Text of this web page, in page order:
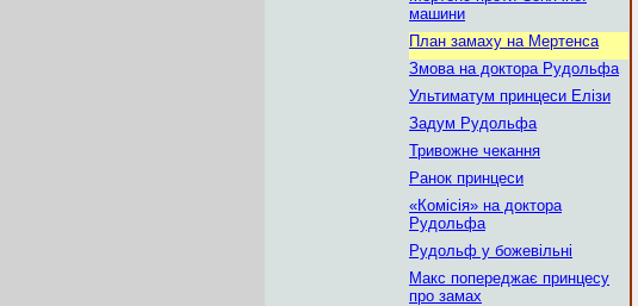
машини
План замаху на Мертенса
Змова на доктора Рудольфа
Ультиматум принцеси Елізи
Задум Рудольфа
Тривожне чекання
Ранок принцеси
«Комісія» на доктора
Рудольфа
Рудольф у божевільні
Макс попереджає принцесу
про замах